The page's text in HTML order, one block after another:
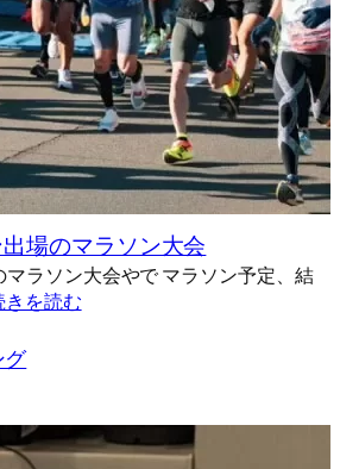
場のマラソン大会
ラソン大会やで マラソン予定、結
きを読む
グ